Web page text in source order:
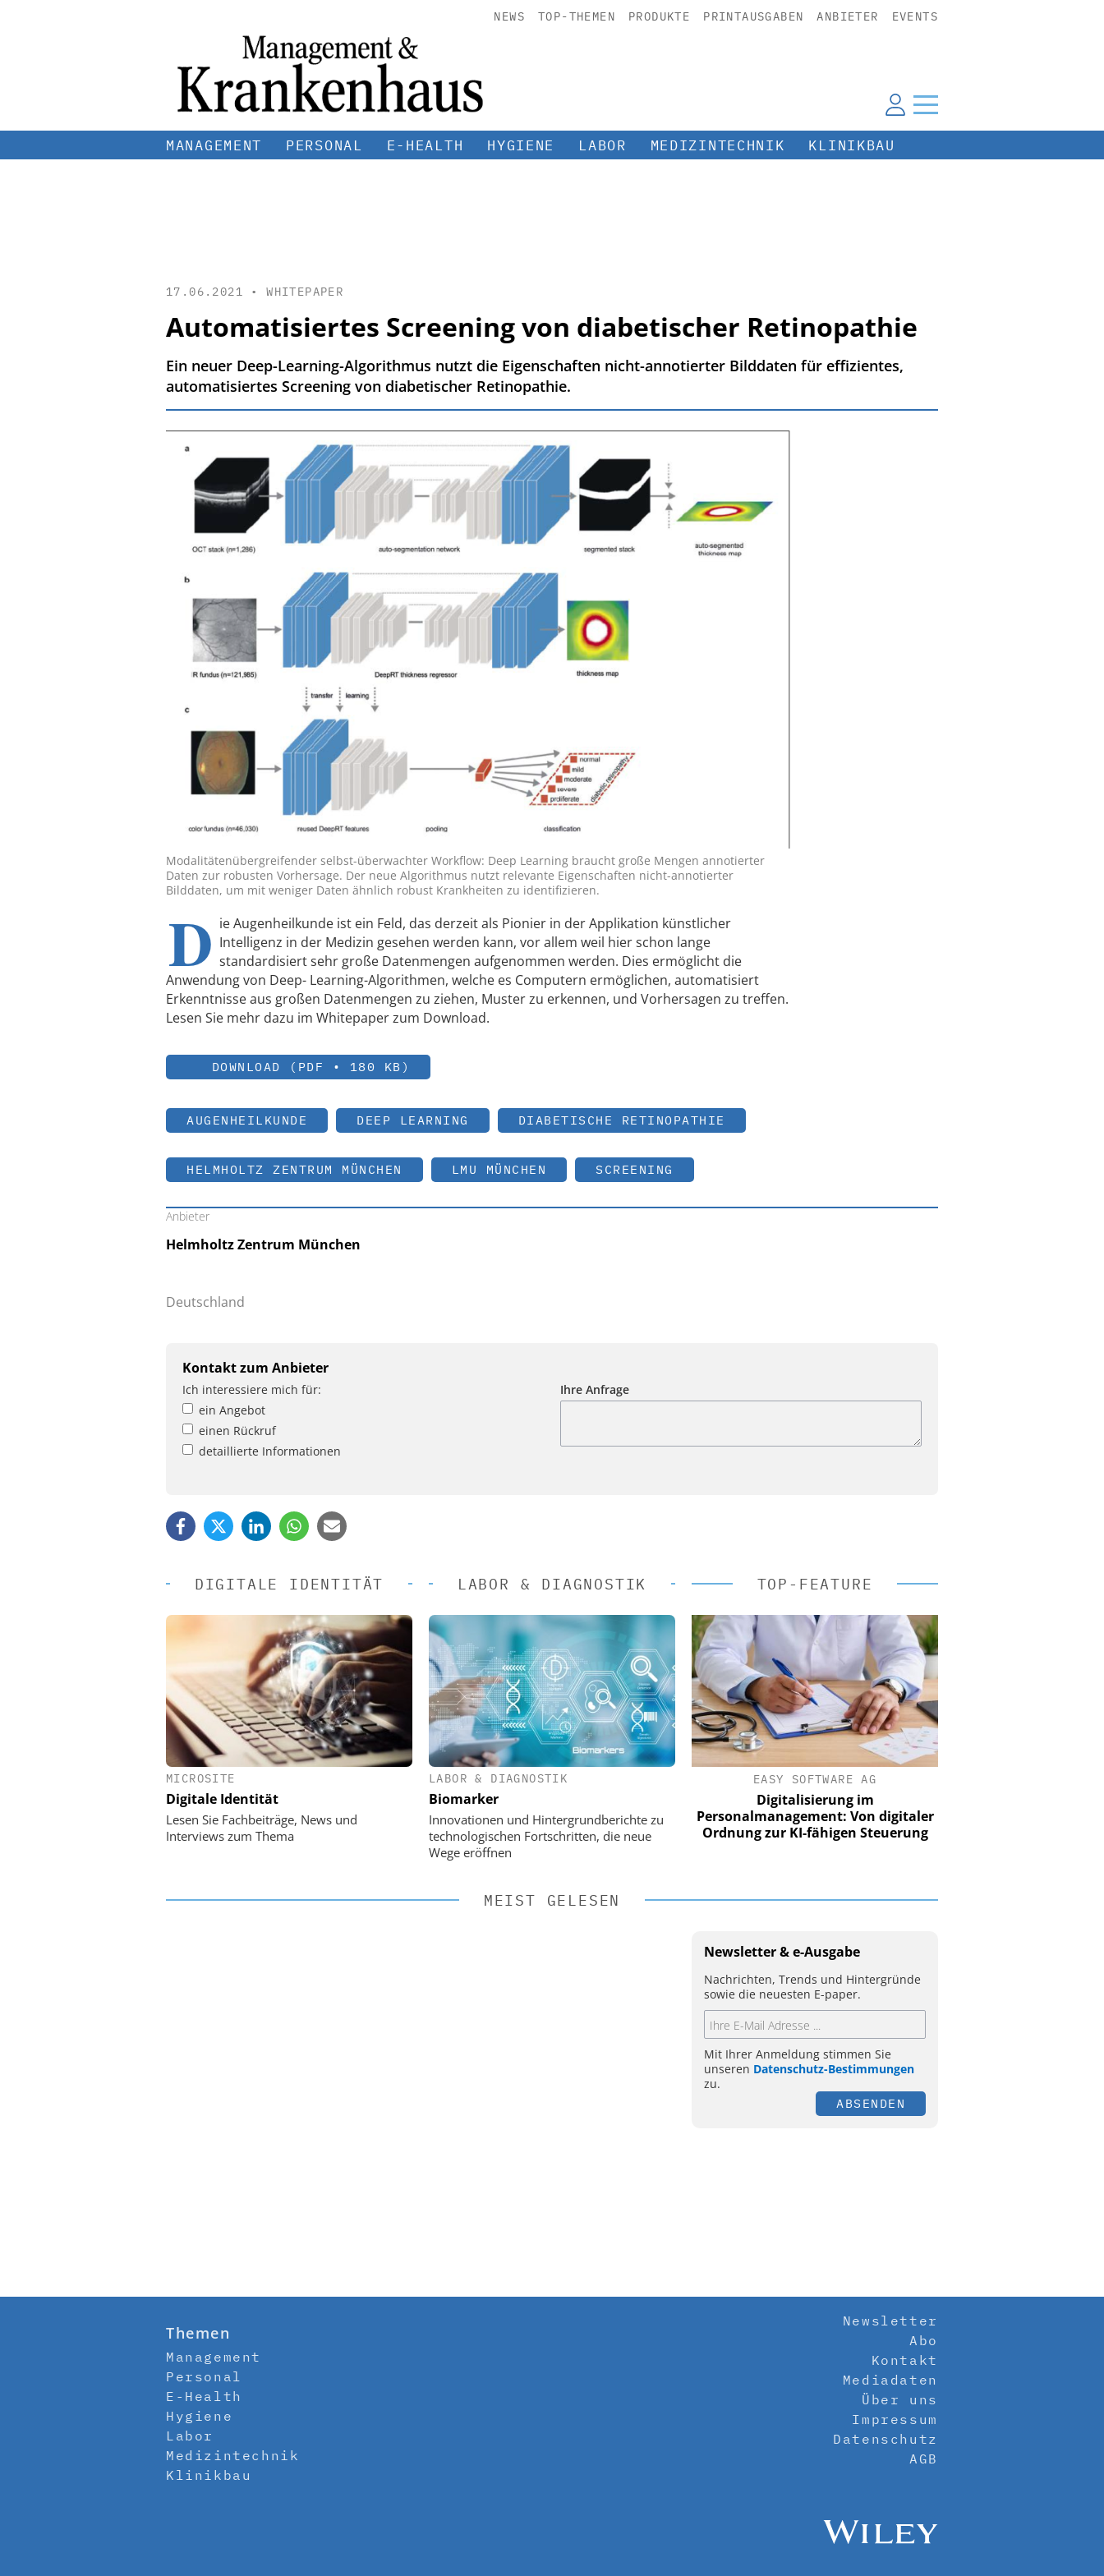
NEWS TOP-THEMEN PRODUKTE PRINTAUSGABEN ANBIETER EVENTS
MANAGEMENT PERSONAL E-HEALTH HYGIENE LABOR MEDIZINTECHNIK KLINIKBAU
17.06.2021 •WHITEPAPER
Automatisiertes Screening von diabetischer Retinopathie
Ein neuer Deep-Learning-Algorithmus nutzt die Eigenschaften nicht-annotierter Bilddaten für effizientes,
automatisiertes Screening von diabetischer Retinopathie.
Modalitätenübergreifender selbst-überwachter Workflow: Deep Learning braucht große Mengen annotierter
Daten zur robusten Vorhersage. Der neue Algorithmus nutzt relevante Eigenschaften nicht-annotierter
Bilddaten, um mit weniger Daten ähnlich robust Krankheiten zu identifizieren.
D ie Augenheilkunde ist ein Feld, das derzeit als Pionier in der Applikation künstlicher
Intelligenz in der Medizin gesehen werden kann, vor allem weil hier schon lange
standardisiert sehr große Datenmengen aufgenommen werden. Dies ermöglicht die
Anwendung von Deep- Learning-Algorithmen, welche es Computern ermöglichen, automatisiert
Erkenntnisse aus großen Datenmengen zu ziehen, Muster zu erkennen, und Vorhersagen zu treffen.
Lesen Sie mehr dazu im Whitepaper zum Download.
DOWNLOAD (PDF • 180 KB)
AUGENHEILKUNDE DEEP LEARNING DIABETISCHE RETINOPATHIE
HELMHOLTZ ZENTRUM MÜNCHEN LMU MÜNCHEN SCREENING
Anbieter
Helmholtz Zentrum München
Deutschland
Kontakt zum Anbieter
Ich interessiere mich für:
ein Angebot
einen Rückruf
detaillierte Informationen
Ihre Anfrage
DIGITALE IDENTITÄT
MICROSITE
Digitale Identität
Lesen Sie Fachbeiträge, News und
Interviews zum Thema
LABOR & DIAGNOSTIK
LABOR & DIAGNOSTIK
Biomarker
Innovationen und Hintergrundberichte zu
technologischen Fortschritten, die neue
Wege eröffnen
TOP-FEATURE
Digitalisierung im
Personalmanagement: Von digitaler
Ordnung zur KI-fähigen Steuerung
EASY SOFTWARE AG
Personalmanagement: Von digitaler
Ordnung zur KI-fähigen Steuerung
EASY SOFTWARE AG
Digitalisierung im
Personalmanagement: Von digitaler
Ordnung zur KI-fähigen Steuerung
MEIST GELESEN
Newsletter & e-Ausgabe
Nachrichten, Trends und Hintergründe
sowie die neuesten E-paper.
Mit Ihrer Anmeldung stimmen Sie
unseren Datenschutz-Bestimmungen
zu.
ABSENDEN
Themen
Management
Personal
E-Health
Hygiene
Labor
Medizintechnik
Klinikbau
Newsletter
Abo
Kontakt
Mediadaten
Über uns
Impressum
Datenschutz
AGB